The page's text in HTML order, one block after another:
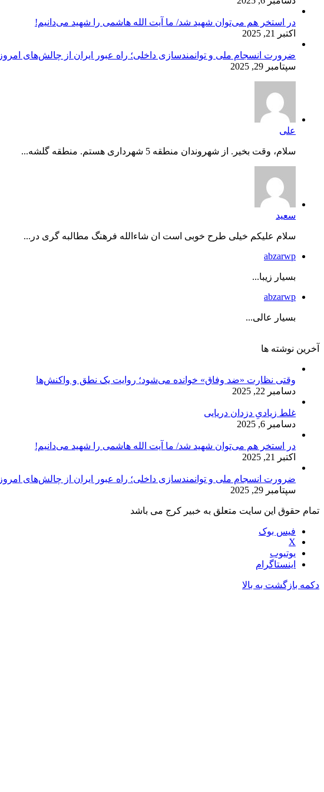
در استخر هم می‌توان شهید شد/ ما آیت الله هاشمی را شهید می‌دانیم!
اکتبر 21, 2025
ضرورت انسجام ملی و توانمندسازی داخلی؛ راه عبور ایران از چالش‌های امروز
سپتامبر 29, 2025
علی
سلام، وقت بخیر. از شهروندان منطقه 5 شهرداری هستم. منطقه گلشه...
سعید
سلام علیکم خیلی طرح خوبی است ان شاءالله فرهنگ مطالبه گری در...
abzarwp
بسیار زیبا...
abzarwp
بسیار عالی...
آخرین نوشته ها
وقتی نظارت «ضد وفاق» خوانده می‌شود؛ روایت یک نطق و واکنش‌ها
دسامبر 22, 2025
غلط زیادیِ دزدان دریایی
دسامبر 6, 2025
در استخر هم می‌توان شهید شد/ ما آیت الله هاشمی را شهید می‌دانیم!
اکتبر 21, 2025
ضرورت انسجام ملی و توانمندسازی داخلی؛ راه عبور ایران از چالش‌های امروز
سپتامبر 29, 2025
تمام حقوق این سایت متعلق به خبیر کرج می باشد
فیس بوک
X
یوتیوب
اینستاگرام
دکمه بازگشت به بالا